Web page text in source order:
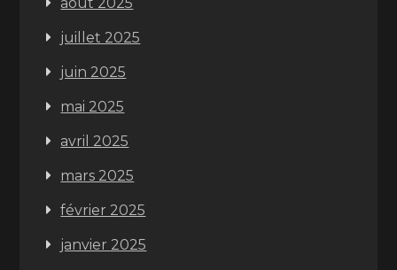
juillet 2025
juin 2025
mai 2025
avril 2025
mars 2025
février 2025
janvier 2025